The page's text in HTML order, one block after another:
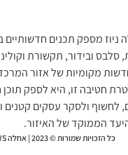
מספק תכנים חדשותיים
סלבס ובידור, תקשורת
מקומיות של אזור
חטיבה זו, היא לספק תוכן
לחשוף ולסקר עסקים קטנים
הממוקד של האיזור.
כל הזכויות שמורות © 2023 | אחלה NEWS